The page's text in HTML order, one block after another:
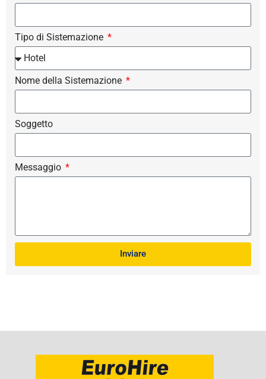
Tipo di Sistemazione
Nome della Sistemazione
Soggetto
Messaggio
Inviare